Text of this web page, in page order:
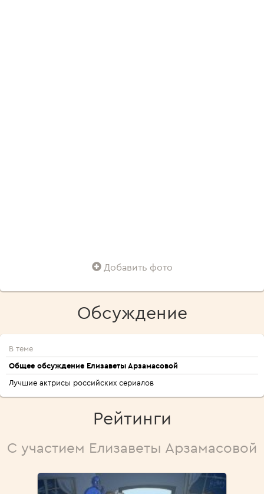
Добавить фото
Обсуждение
В теме
Общее обсуждение Елизаветы Арзамасовой
Лучшие актрисы российских сериалов
Рейтинги
С участием Елизаветы Арзамасовой